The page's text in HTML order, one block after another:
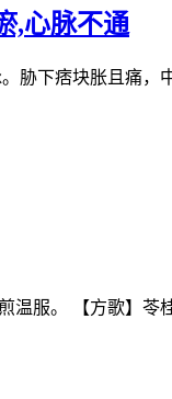
,心脉不通
胁下痞块胀且痛
温服。 【方歌】